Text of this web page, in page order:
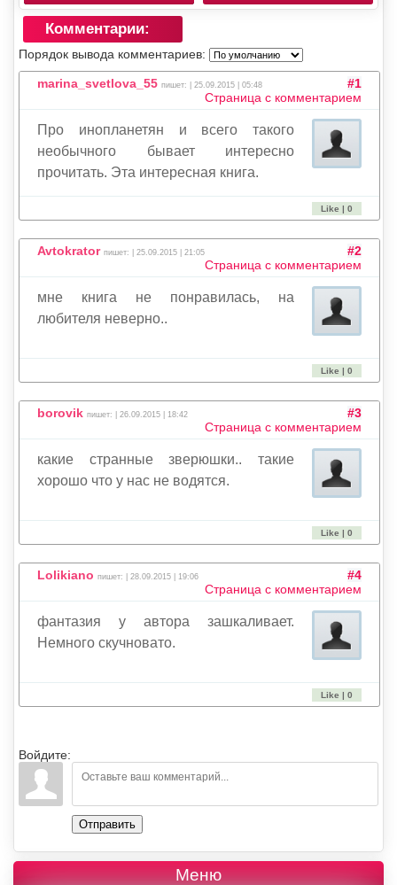
Комментарии:
Порядок вывода комментариев:
marina_svetlova_55 пишет: | 25.09.2015 | 05:48
#1
Страница с комментарием
Про инопланетян и всего такого
необычного бывает интересно
прочитать. Эта интересная книга.
Like | 0
Avtokrator пишет: | 25.09.2015 | 21:05
#2
Страница с комментарием
мне книга не понравилась, на
любителя неверно..
Like | 0
borovik пишет: | 26.09.2015 | 18:42
#3
Страница с комментарием
какие странные зверюшки.. такие
хорошо что у нас не водятся.
Like | 0
Lolikiano пишет: | 28.09.2015 | 19:06
#4
Страница с комментарием
фантазия у автора зашкаливает.
Немного скучновато.
Like | 0
Войдите:
Отправить
Меню